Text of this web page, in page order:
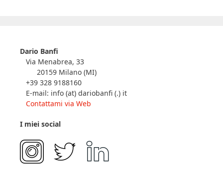
Dario Banfi
Via Menabrea, 33
20159 Milano (MI)
+39 328 9188160
E-mail: info (at) dariobanfi (.) it
Contattami via Web
I miei social